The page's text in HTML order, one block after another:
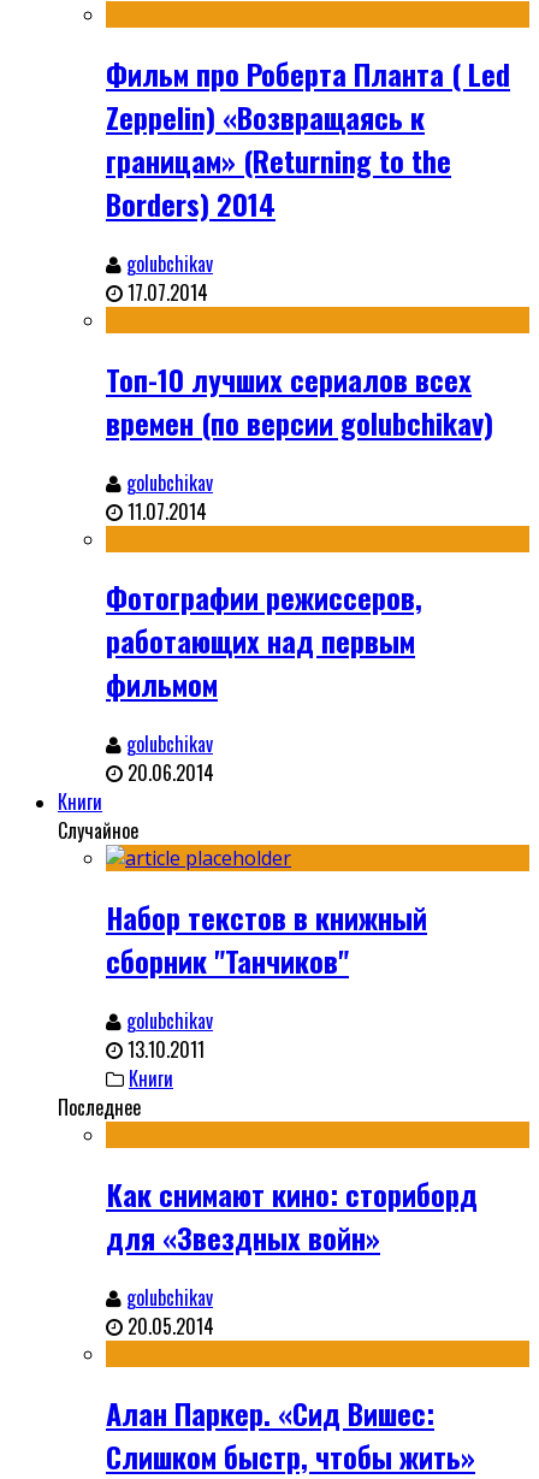
Фильм про Роберта Планта ( Led
Zeppelin) «Возвращаясь к
границам» (Returning to the
Borders) 2014
golubchikav
17.07.2014
Топ-10 лучших сериалов всех
времен (по версии golubchikav)
golubchikav
11.07.2014
Фотографии режиссеров,
работающих над первым
фильмом
golubchikav
20.06.2014
Книги
Случайное
Набор текстов в книжный
сборник "Танчиков"
golubchikav
13.10.2011
Книги
Последнее
Как снимают кино: сториборд
для «Звездных войн»
golubchikav
20.05.2014
Алан Паркер. «Сид Вишес:
Слишком быстр, чтобы жить»